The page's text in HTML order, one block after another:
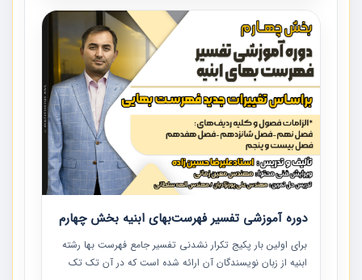
دوره با کلام مهندس علیرضاحسین‌زاده مدیر پروژه مهندسی
مشاور در امر بازنگری فهرست بها رشته ابنیه ارائه شده و به تمام
همکارانی که در حوزه صنعت ساخت در حال فعالیت هستند حتما
توصیه می کنیم از مطالب این دوره استفاده نمایند.
دوره آموزشی تفسیر فهرست‌بهای ابنیه بخش چهارم
برای اولین بار پکیج تکرار نشدنی تفسیر جامع فهرست بها رشته
ابنیه از زبان نویسندگان آن ارائه شده است که در آن تک تک